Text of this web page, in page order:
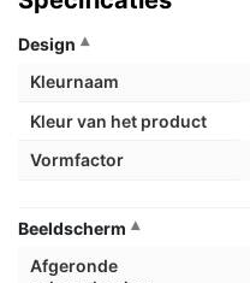
Design
Kleurnaam
Kleur van het product
Vormfactor
Beeldscherm
Afgeronde